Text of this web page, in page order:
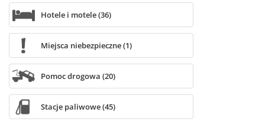
Hotele i motele (36)
Miejsca niebezpieczne (1)
Pomoc drogowa (20)
Stacje paliwowe (45)